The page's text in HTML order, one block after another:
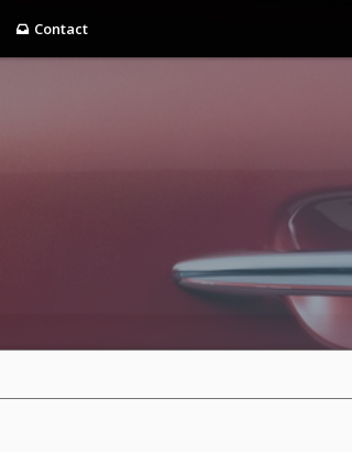
Contact